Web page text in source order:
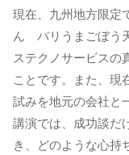
現在、九州地方限定
ん バリうまごぼう
ステクノサービスの
ことです。また、現
試みを地元の会社と
講演では、成功談だ
き、どのような心持